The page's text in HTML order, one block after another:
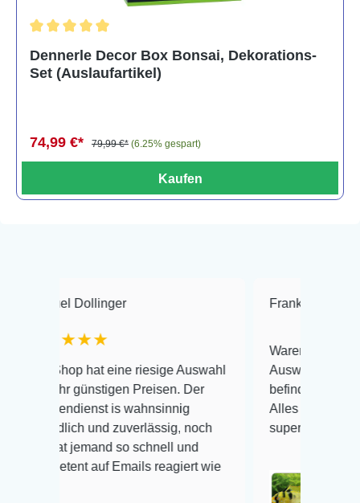
Dennerle Decor Box Bonsai, Dekorations-
Set (Auslaufartikel)
74,99 €* 79,99 €* (6.25% gespart)
Kaufen
hat eine riesige Auswahl
Preisen. Der
is wahnsinnig
und zuverlässig, noch
so schnell und
auf Emails reagiert wie
Frank Hackmayer
Warenanlieferung Top und
Auswahl plus
befinden der Fische
Alles ist quick lebendig und
super Zustand. Gerne